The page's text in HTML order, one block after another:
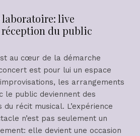
laboratoire: live
du public
au cœur de la démarche
est pour lui un espace
les arrangements
le public deviennent des
récit musical. L’expérience
n’est pas seulement un
elle devient une occasion